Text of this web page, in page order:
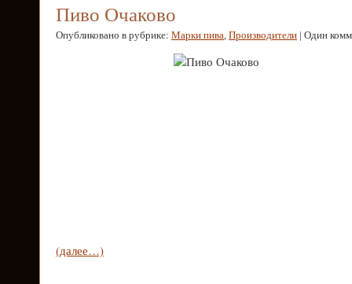
Пиво Очаково
Опубликовано в рубрике: Марки пива, Производители | Один
(далее…)